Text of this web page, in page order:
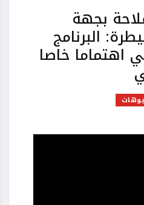
بجهة
البرنامج
اهتماما خاصا